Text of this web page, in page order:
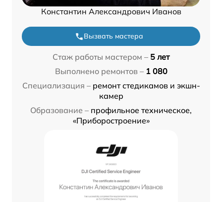
Константин Александрович Иванов
Вызвать мастера
Стаж работы мастером – 5 лет
Выполнено ремонтов – 1 080
Специализация – ремонт стедикамов и экшн-
камер
Образование – профильное техническое,
«Приборостроение»